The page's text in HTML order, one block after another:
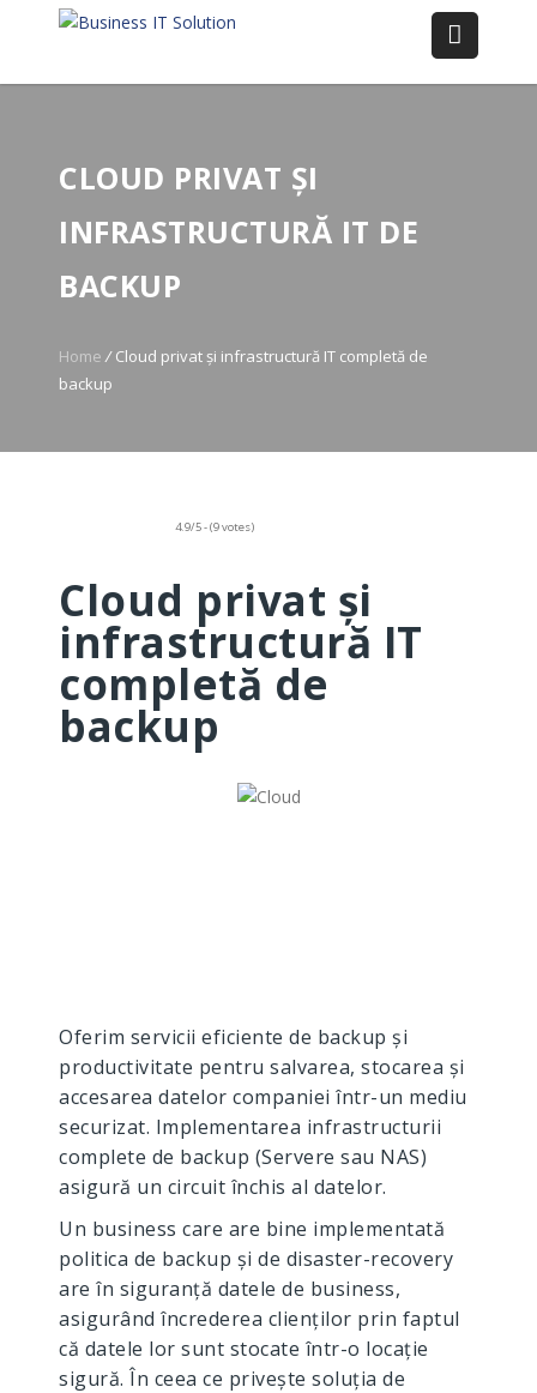
CLOUD PRIVAT ȘI
INFRASTRUCTURĂ IT DE
BACKUP
Home / Cloud privat și infrastructură IT completă de
backup
4.9/5 - (9 votes)
Cloud privat și
infrastructură IT
completă de
backup
Oferim servicii eficiente de backup și
productivitate pentru salvarea, stocarea și
accesarea datelor companiei într-un mediu
securizat. Implementarea infrastructurii
complete de backup (Servere sau NAS)
asigură un circuit închis al datelor.
Un business care are bine implementată
politica de backup și de disaster-recovery
are în siguranță datele de business,
asigurând încrederea clienților prin faptul
că datele lor sunt stocate într-o locație
sigură. În ceea ce privește soluția de